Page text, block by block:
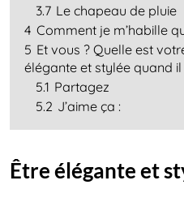
3.7 Le chapeau de pluie
4 Comment je m’habille
5 Et vous ? Quelle est
élégante et stylée quand il
5.1 Partagez
5.2 J’aime ça :
Être élégante et